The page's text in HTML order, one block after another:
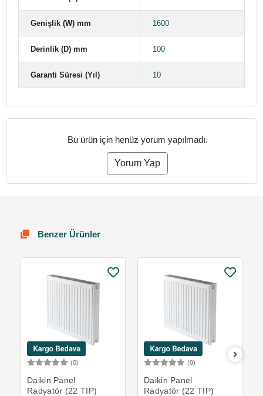
Genişlik (W) mm 1600
Derinlik (D) mm 100
Garanti Süresi (Yıl) 10
Bu ürün için henüz yorum yapılmadı.
Yorum Yap
Benzer Ürünler
(0)
Daikin Panel
Radyatör (22 TIP)
(0)
Daikin Panel
Radyatör (22 TIP)